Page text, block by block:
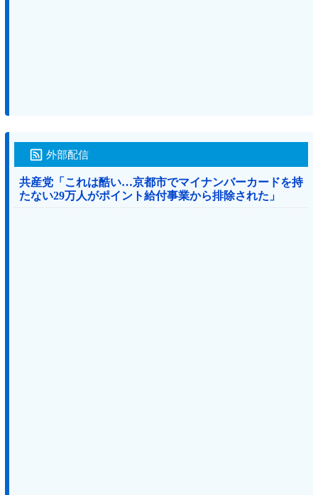
外部配信
共産党「これは酷い…京都市でマイナンバーカードを持
たない29万人がポイント給付事業から排除された」